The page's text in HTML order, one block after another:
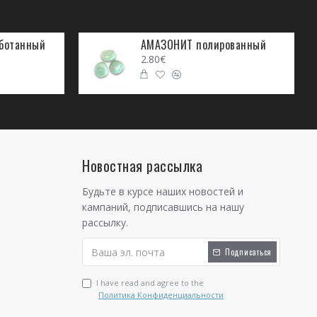
АМАЗОНИТ полированный
2.80€
Новостная рассылка
Будьте в курсе наших новостей и
кампаний, подписавшись на нашу
рассылку.
Подписаться
I have read and agree to the
Политика Конфиденциальности